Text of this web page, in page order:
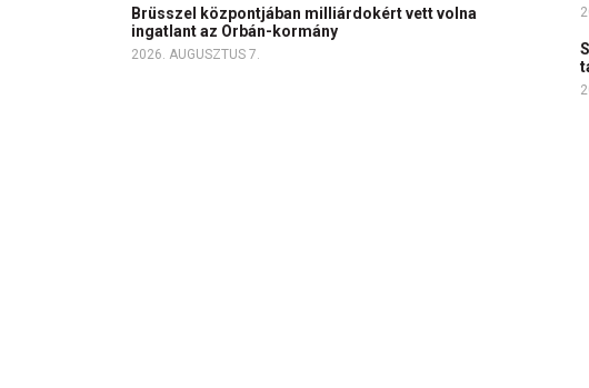
Brüsszel központjában milliárdokért vett volna
ingatlant az Orbán-kormány
2026. AUGUSZTUS 7.